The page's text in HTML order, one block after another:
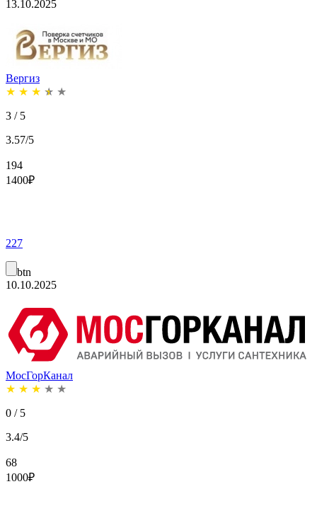
13.10.2025
Вергиз
★ ★ ★ ★ ★
3 / 5
3.57/5
194
1400₽
227
btn
10.10.2025
МосГорКанал
★ ★ ★ ★ ★
0 / 5
3.4/5
68
1000₽